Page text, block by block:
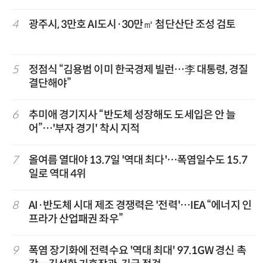
4 광주시, 3만호 AI도시·30만㎡ 첨단산단 조성 검토
5
정점식 “김용범 이미 한국경제 빌런…李 대통령, 경질
결단해야”
6
추미애 경기지사 “반도체 성장해도 도세입은 안 늘
어”…'부자 경기' 착시 지적
7
올여름 열대야 13.7일 '역대 최다'…폭염일수도 15.7
일로 역대 4위
8
AI·반도체 시대 제조 경쟁력은 '전력'…IEA “에너지 인
프라가 산업패권 좌우”
9
폭염 장기화에 전력수요 '역대 최대' 97.1GW 경신 촉